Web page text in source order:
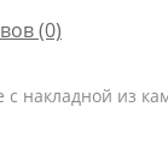
(0)
с накладной из